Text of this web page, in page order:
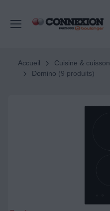
Accueil Cuisine & cuisson
Domino (9 produits)